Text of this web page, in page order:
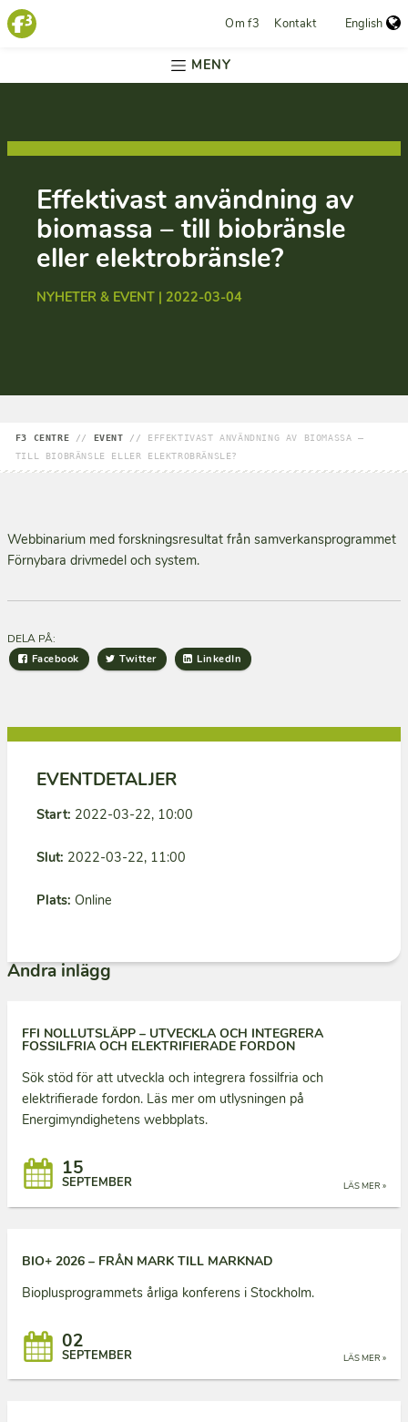
Om f3 Kontakt English
MENY
Effektivast användning av
biomassa – till biobränsle
eller elektrobränsle?
NYHETER & EVENT | 2022-03-04
F3 CENTRE // EVENT // EFFEKTIVAST ANVÄNDNING AV BIOMASSA –
TILL BIOBRÄNSLE ELLER ELEKTROBRÄNSLE?
Webbinarium med forskningsresultat från samverkansprogrammet
Förnybara drivmedel och system.
DELA PÅ:
Facebook Twitter LinkedIn
EVENTDETALJER
Start: 2022-03-22, 10:00
Slut: 2022-03-22, 11:00
Plats: Online
Andra inlägg
FFI NOLLUTSLÄPP – UTVECKLA OCH INTEGRERA
FOSSILFRIA OCH ELEKTRIFIERADE FORDON
Sök stöd för att utveckla och integrera fossilfria och
elektrifierade fordon. Läs mer om utlysningen på
Energimyndighetens webbplats.
LÄS MER »
15
SEPTEMBER
BIO+ 2026 – FRÅN MARK TILL MARKNAD
Bioplusprogrammets årliga konferens i Stockholm.
LÄS MER »
02
SEPTEMBER